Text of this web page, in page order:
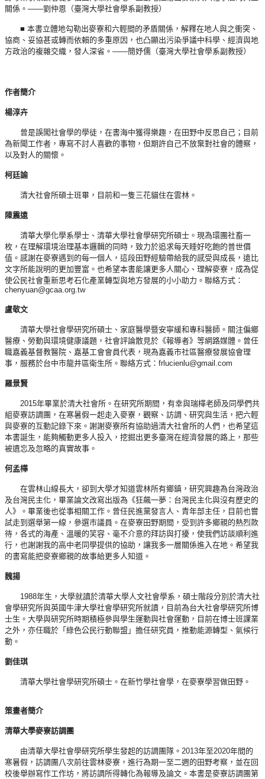
關係。——劉仲恩（臺灣大學社會學系副教授）
■ 本書立體地勾勒出麥寮和六輕間的矛盾關係，解釋在地人與之衝突、
協商、妥協甚或轉而依賴的多重原因，也凸顯出污染爭議中科學、經濟與地
方政治的複雜交織，發人深省。——簡妤儒（臺灣大學社會學系副教授）
作者簡介
楊淳卉
曾是誤闖社會學的學徒，在書海中獲得樂趣，在田野中反思自己；目前
為新聞工作者，專寫不討人喜歡的事物，但期許自己不放棄對社會的體察，
以及對人的關懷。
柯廷諭
清大社會所碩士班畢，目前和一隻三花貓住在雲林。
陳震遠
清華大學化學系學士、清華大學社會學研究所碩士。現為環團社畜一
枚，在理解環境治理基本邏輯的同時，致力於追求每天睡好吃飽的普世價
值。感謝在麥寮遇到的每一個人，這段田野經驗帶給我的感受與成長，遠比
文字所能說明的更加豐富。也希望本書能讓更多人關心、理解麥寮，成為促
使公民社會重新思考石化產業轉型與地方發展的小小助力。聯絡方式：
chenyuan@gcaa.org.tw
盧敬文
清華大學社會學研究所碩士、家庭醫學暨安寧緩和專科醫師。關注偏鄉
醫療、勞動與環境健康議題，社會評論散見於《報導者》等網路媒體。曾任
職嘉義基督教醫院、嘉基工會會員代表，現為嘉義市社區醫療發展協會理
事，服務於台中市龍井區衛生所。聯絡方式：frlucienlu@gmail.com
羅景賢
2015年畢業於清大社會所。在研究所期間，有幸與瑞樺老師及同學們共
組麥寮訪調團，在寒暑假一起走入麥寮，觀察、訪調、研究與生活，把六輕
與麥寮的互動記錄下來。謝謝麥寮所有協助過清大社會所的人們，也希望這
本書誕生，能夠觸動更多人投入，挖掘出更多臺灣在經濟發展的路上，那些
被遺忘及忽略的真實故事。
何孟樺
在雲林山線長大，卻到大學才知道雲林所有鄉鎮，研究興趣為台灣政治
及台灣民主化，畢業論文改寫出版為《狂飆一夢：台灣民主化與沒有歷史的
人》。畢業後也從事相關工作。曾任民進黨發言人、青年部主任，目前也嘗
試走到選舉第一線，參選市議員。在麥寮田野期間，受到許多鄉親的熱烈款
待，各式的海產、溫暖的笑容、毫不介意的拜訪與打擾，使我們訪談順利進
行，也謝謝我的高中老同學提供的協助，讓我多一層關係進入在地。希望我
的書寫能把麥寮鄉親的故事給更多人知道。
魏揚
1988年生，大學就讀於清華大學人文社會學系，碩士階段分別於清大社
會學研究所與英國牛津大學社會學研究所就讀，目前為台大社會學研究所博
士生。大學與研究所時期積極參與學生運動與社會運動，目前在博士班課業
之外，亦任職於「綠色公民行動聯盟」擔任研究員，推動能源轉型、氣候行
動。
劉佳琪
清華大學社會學研究所碩士。在新竹學社會學，在麥寮學習做田野。
策畫者簡介
清華大學麥寮訪調團
由清華大學社會學研究所學生發起的訪調團隊。2013年至2020年間的
寒暑假，訪調團八次前往雲林麥寮，進行為期一至二週的田野考察，並在回
校後舉辦寫作工作坊，將訪調所得轉化為報導及論文。本書是麥寮訪調團第